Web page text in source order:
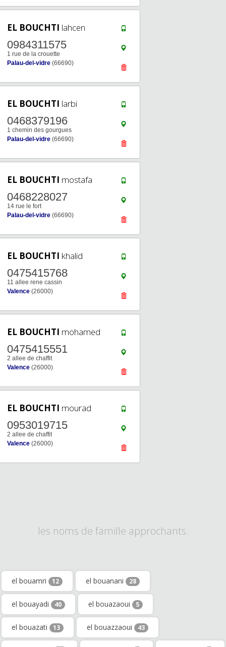
EL BOUCHTI lahcen
0984311575
1 rue de la crouette
Palau-del-vidre (66690)
EL BOUCHTI larbi
0468379196
1 chemin des gourgues
Palau-del-vidre (66690)
EL BOUCHTI mostafa
0468228027
14 rue le fort
Palau-del-vidre (66690)
EL BOUCHTI khalid
0475415768
11 allee rene cassin
Valence (26000)
EL BOUCHTI mohamed
0475415551
2 allee de chaffit
Valence (26000)
EL BOUCHTI mourad
0953019715
2 allee de chaffit
Valence (26000)
les noms de famille approchants.
el bouamri 12 el bouanani 28
el bouayadi 40 el bouazaoui 5
el bouazati 13 el bouazzaoui 43